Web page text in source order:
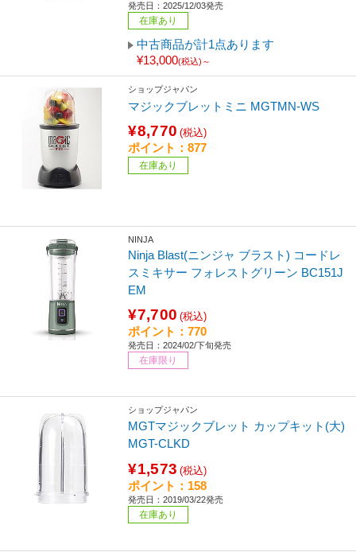
発売日：2025/12/03発売
在庫あり
中古商品が計1点あります
¥13,000(税込)～
ショップジャパン
マジックブレットミニ MGTMN-WS
¥8,770 (税込)
ポイント：877
在庫あり
NINJA
Ninja Blast(ニンジャ ブラスト) コードレ
スミキサー フォレストグリーン BC151J
EM
¥7,700 (税込)
ポイント：770
発売日：2024/02/下旬発売
在庫限り
ショップジャパン
MGTマジックブレット カップキット(大)
MGT-CLKD
¥1,573 (税込)
ポイント：158
発売日：2019/03/22発売
在庫あり